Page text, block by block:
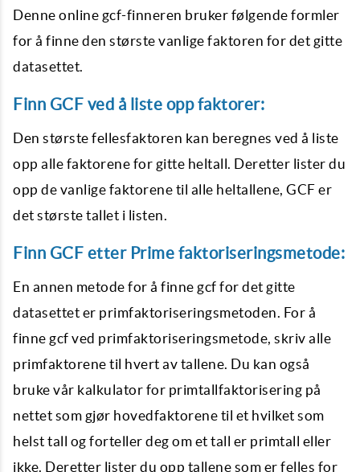
Denne online gcf-finneren bruker følgende formler
for å finne den største vanlige faktoren for det gitte
datasettet.
Finn GCF ved å liste opp faktorer:
Den største fellesfaktoren kan beregnes ved å liste
opp alle faktorene for gitte heltall. Deretter lister du
opp de vanlige faktorene til alle heltallene, GCF er
det største tallet i listen.
Finn GCF etter Prime faktoriseringsmetode:
En annen metode for å finne gcf for det gitte
datasettet er primfaktoriseringsmetoden. For å
finne gcf ved primfaktoriseringsmetode, skriv alle
primfaktorene til hvert av tallene. Du kan også
bruke vår kalkulator for primtallfaktorisering på
nettet som gjør hovedfaktorene til et hvilket som
helst tall og forteller deg om et tall er primtall eller
ikke. Deretter lister du opp tallene som er felles for